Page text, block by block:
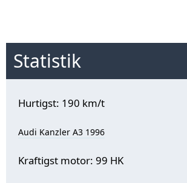
Statistik
Hurtigst: 190 km/t
Audi Kanzler A3 1996
Kraftigst motor: 99 HK